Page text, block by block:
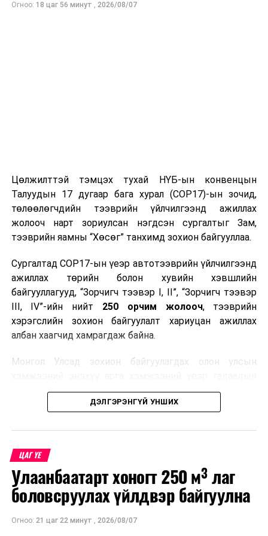
ӨМНӨХ МЭДЭЭ
Огноо: 18 цаг 56 минут , 2026/08/07
Цөлжилттэй тэмцэх тухай НҮБ-ын конвенцын
Талуудын 17 дугаар бага хурал (COP17)-ын зочид,
төлөөлөгчдийн тээврийн үйлчилгээнд ажиллах
жолооч нарт зориулсан нэгдсэн сургалтыг Зам,
тээврийн яамны “Хөсөг” танхимд зохион байгууллаа.
Сургалтад COP17-ын үеэр автотээврийн үйлчилгээнд
ажиллах төрийн болон хувийн хэвшлийн
байгууллагууд, “Зорчигч тээвэр I, II”, “Зорчигч тээвэр
III, IV”-ийн нийт 250 орчим жолооч, тээврийн
хэрэгслийн зохион байгуулалт хариуцан ажиллах
албан хаагчид хамрагдаж байна.
Монгол Улсад зохион байгуулагдах олон улсын
зочид, төлөөлөгчдөд аюулгүй, шуурхай, соёлтой,
мэргэжлийн түвшинд тээврийн үйлчилгээ үзүүлэх
зохион байгуулалтын онцлог, зочид, төлөөлөгчдийн
ангилал, үйлчилгээний стандарт, жолооч нарын үүрэг
хариуцлага, сахилга бат, үйлчилгээний соёл, ёс зүй,
мэргэжлийн харилцааны талаар нэгдсэн мэдээлэл
өгчээ.
ДЭЛГЭРЭНГҮЙ УНШИХ
ЦАГ ҮЕ
Улаанбаатарт хоногт 250 м³ лаг
боловсруулах үйлдвэр байгуулна
Огноо: 21 цаг 22 минут , 2026/08/07